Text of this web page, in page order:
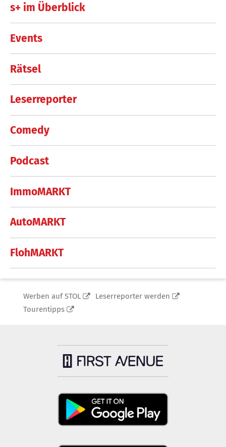
s+ im Überblick
Events
Rätsel
Leserreporter
Comedy
Podcast
ImmoMARKT
AutoMARKT
FlohMARKT
Werben auf STOL
Leserreporter werden
Tourentipps